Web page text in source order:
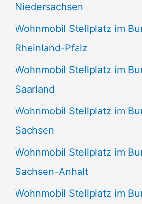
Niedersachsen
Wohnmobil Stellplatz im
Rheinland-Pfalz
Wohnmobil Stellplatz im
Saarland
Wohnmobil Stellplatz im
Sachsen
Wohnmobil Stellplatz im
Sachsen-Anhalt
Wohnmobil Stellplatz im